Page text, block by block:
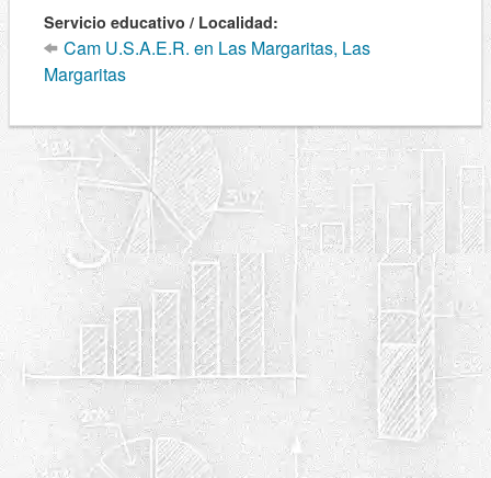
Servicio educativo / Localidad:
Cam U.S.A.E.R. en Las Margaritas, Las
Margaritas